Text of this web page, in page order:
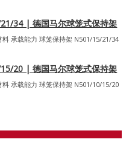
34 | 德国马尔球笼式保持架
承载能力 球笼保持架 N501/15/21/34
20 | 德国马尔球笼式保持架
承载能力 球笼保持架 N501/10/15/20